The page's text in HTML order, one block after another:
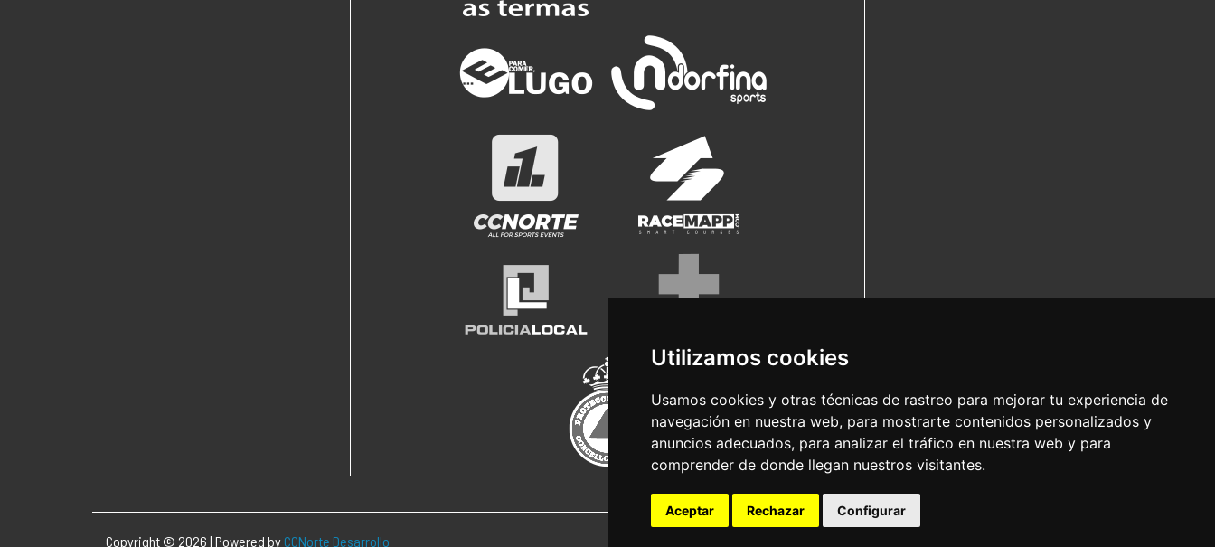
Utilizamos cookies
Usamos cookies y otras técnicas de rastreo para mejorar tu experiencia de
navegación en nuestra web, para mostrarte contenidos personalizados y
anuncios adecuados, para analizar el tráfico en nuestra web y para
comprender de donde llegan nuestros visitantes.
Aceptar Rechazar Configurar
Copyright © 2026 | Powered by CCNorte Desarrollo